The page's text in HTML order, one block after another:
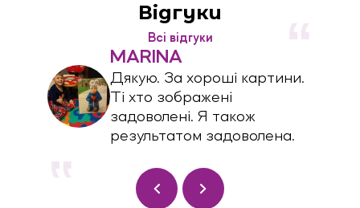
Відгуки
Всі відгуки
MARINA
Дякую. За хороші картини.
Ті хто зображені
задоволені. Я також
результатом задоволена.